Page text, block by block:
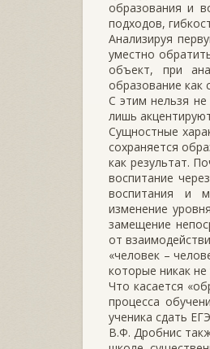
образования и
подходов,
Анализируя
уместно
объект, при
образование как
С этим нельзя не
лишь
Сущностные
сохраняется
как результат.
воспитание
воспитания и
изменение
замещение
от
«человек –
которые никак
Что касается
процесса
ученика сдать
В.Ф. Дробнис